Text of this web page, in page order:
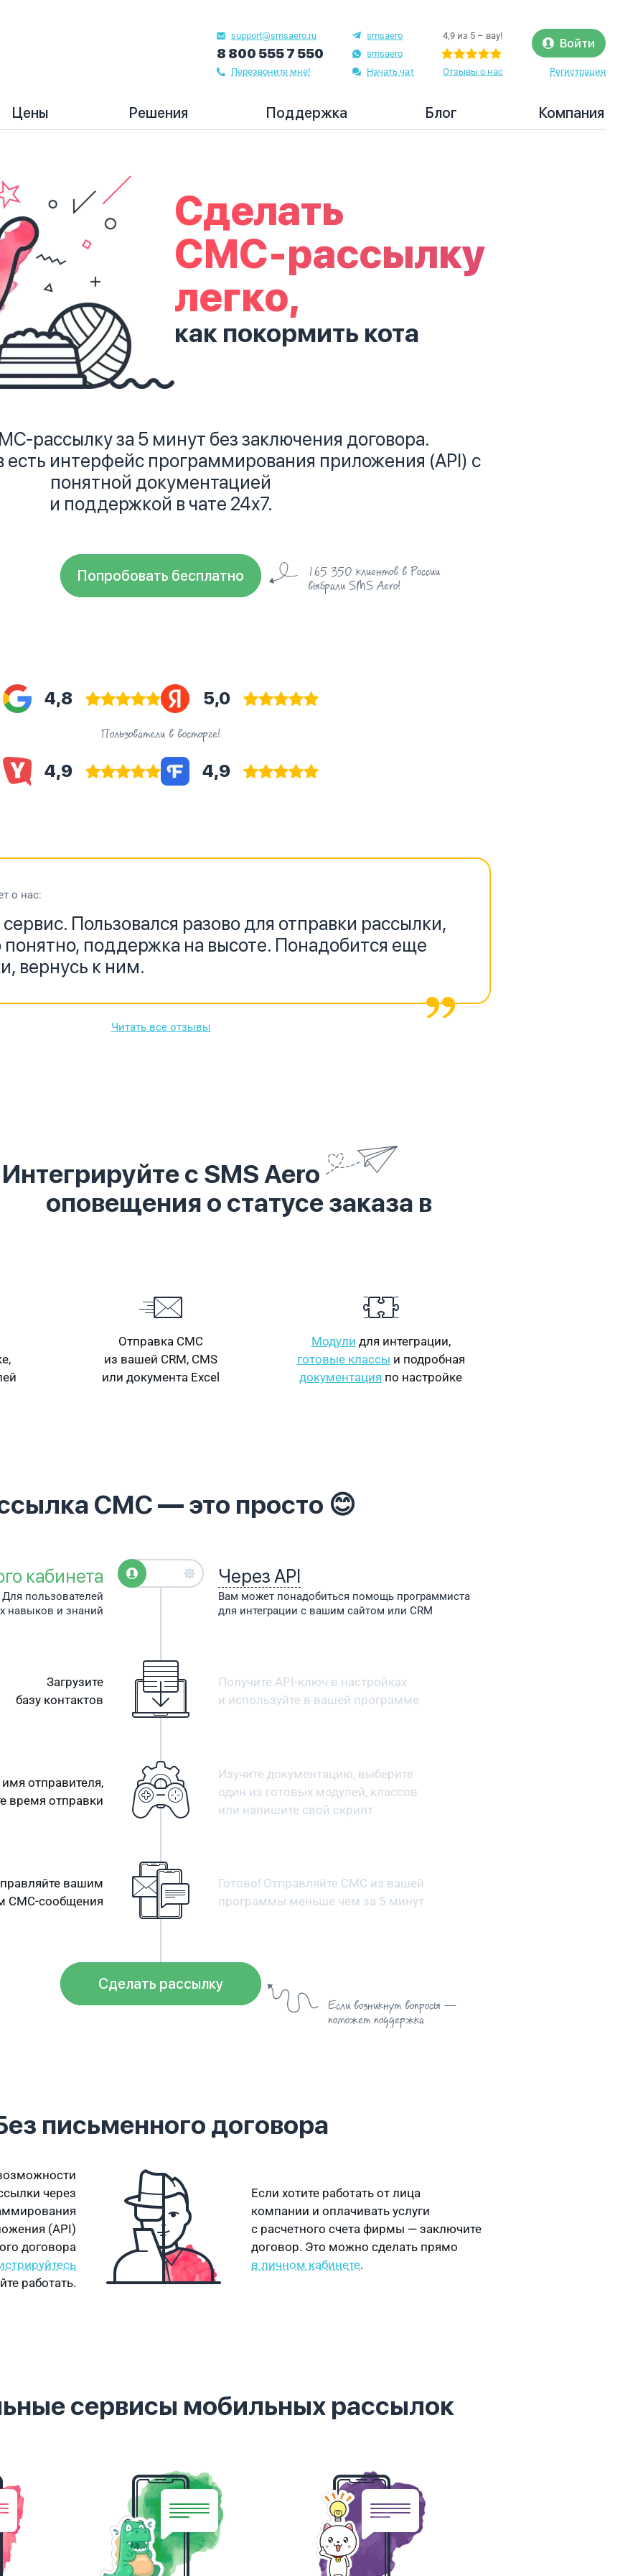
support@smsaero.ru
8 800 555 7 550
Перезвоните мне!
smsaero
smsaero
Начать чат
4,9 из 5 – вау!
Отзывы о нас
Войти
Регистрация
Цены Решения Поддержка Блог Компания
Сделать
СМС-рассылку
легко,
|
рассылку за 5 минут без заключения договора.
есть интерфейс программирования приложения (API) с
понятной документацией
и поддержкой в чате 24х7.
Попробовать бесплатно
165 350 клиентов в России
выбрали SMS Aero!
4,8 5,0
Пользователи в восторге!
4,9 4,9
о нас:
Пользовался разово для отправки рассылки,
понятно, поддержка на высоте. Понадобится еще
вернусь к ним.
Читать все отзывы
Интегрируйтес SMS Aero
оповещ|
Отправка СМС
из вашей CRM, CMS
или документа Excel
Модули для интеграции,
готовые классы и подробная
документация по настройке
СМС —это просто 😊
кабинета
Для пользователей
навыков и знаний
Через API
Вам может понадобиться помощь программиста
для интеграции с вашим сайтом или CRM
Загрузите
базу контактов
Получите API-ключ в настройках
и используйте в вашей программе
отправителя,
время отправки
Изучите документацию, выберите
один из готовых модулей, классов
или напишите свой скрипт
вашим
СМС-сообщения
Готово! Отправляйте СМС из вашей
программы меньше чем за 5 минут
Сделать рассылку
Если возникнут вопросы —
поможет поддержка
письменного договора
через
(API)
договора
работать.
Если хотите работать от лица
компании и оплачивать услуги
c расчетного счета фирмы — заключите
договор. Это можно сделать прямо
в личном кабинете.
сервисы мобильных рассылок